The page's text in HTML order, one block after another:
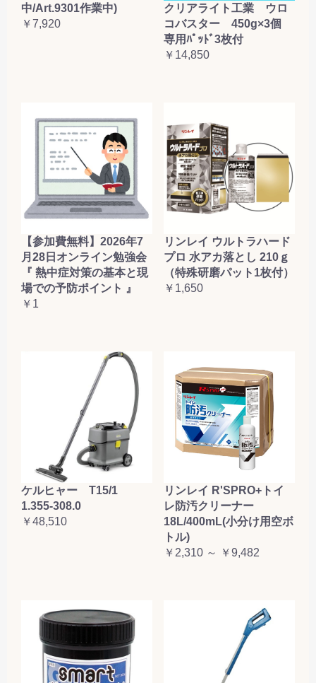
中/Art.9301作業中)
￥7,920
クリアライト工業 ウロ
コバスター 450g×3個
専用ﾊﾟｯﾄﾞ3枚付
￥14,850
【参加費無料】2026年7
月28日オンライン勉強会
『 熱中症対策の基本と現
場での予防ポイント 』
￥1
リンレイ ウルトラハード
プロ 水アカ落とし 210ｇ
（特殊研磨パット1枚付）
￥1,650
ケルヒャー T15/1
1.355-308.0
￥48,510
リンレイ R'SPRO+トイ
レ防汚クリーナー
18L/400mL(小分け用空ボ
トル)
￥2,310 ～ ￥9,482